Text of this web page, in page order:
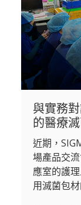
與實務
的醫療
近期，
場產品交
應室的護
用滅菌包